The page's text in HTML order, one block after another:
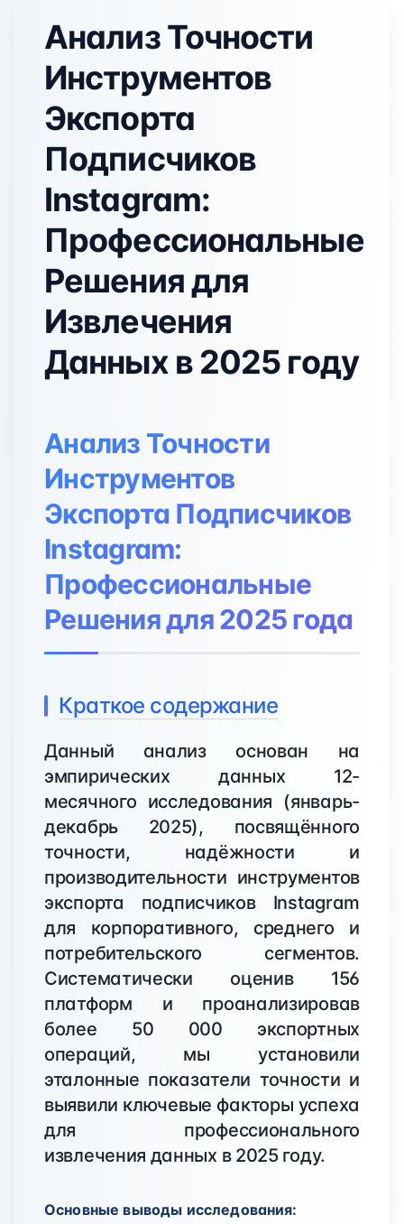
Анализ Точности
Инструментов
Экспорта
Подписчиков
Instagram:
Профессиональные
Решения для
Извлечения
Данных в 2025 году
Анализ Точности
Инструментов
Экспорта Подписчиков
Instagram:
Профессиональные
Решения для 2025 года
Краткое содержание
Данный анализ основан на
эмпирических данных 12-
месячного исследования (январь-
декабрь 2025), посвящённого
точности, надёжности и
производительности инструментов
экспорта подписчиков Instagram
для корпоративного, среднего и
потребительского сегментов.
Систематически оценив 156
платформ и проанализировав
более 50 000 экспортных
операций, мы установили
эталонные показатели точности и
выявили ключевые факторы успеха
для профессионального
извлечения данных в 2025 году.
Основные выводы исследования: